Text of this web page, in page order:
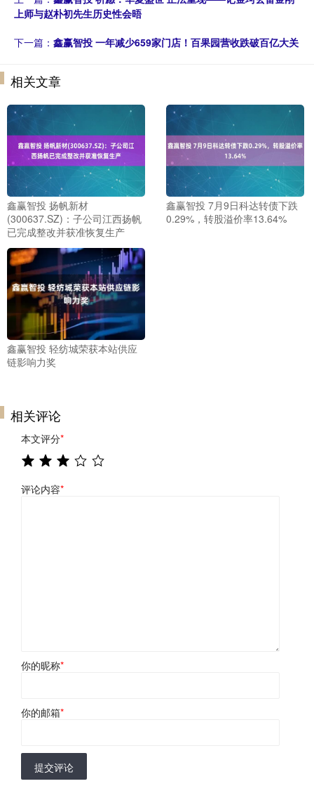
上师与赵朴初先生历史性会晤
下一篇： 鑫赢智投 一年减少659家门店！百果园营收跌破百亿大关
相关文章
鑫赢智投 扬帆新材
(300637.SZ)：子公司江西扬帆
已完成整改并获准恢复生产
鑫赢智投 7月9日科达转债下跌
0.29%，转股溢价率13.64%
鑫赢智投 轻纺城荣获本站供应
链影响力奖
相关评论
本文评分*
评论内容*
你的昵称*
你的邮箱*
提交评论